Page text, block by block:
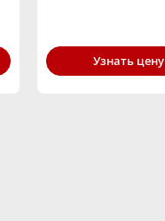
Узнать цену